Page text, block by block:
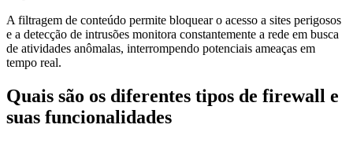
A filtragem de conteúdo permite bloquear o acesso a sites perigosos
e a detecção de intrusões monitora constantemente a rede em busca
de atividades anômalas, interrompendo potenciais ameaças em
tempo real.
Quais são os diferentes tipos de firewall e
suas funcionalidades